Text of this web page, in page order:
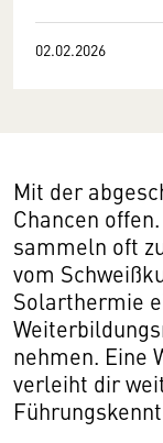
02.02.2026
Mit der
Chancen
sammeln oft
vom
Solarthermie
nehmen. Eine
verleiht dir